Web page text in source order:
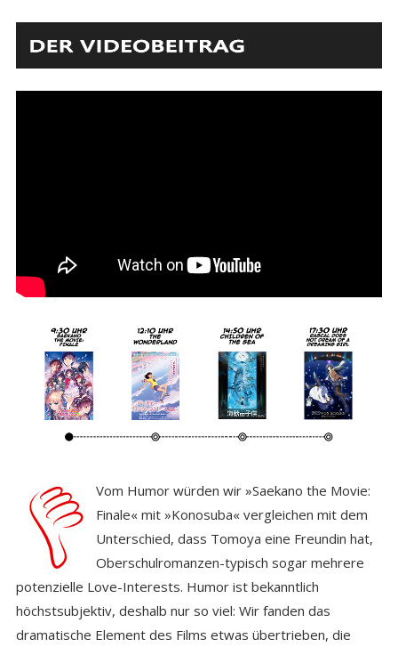
Vom Humor würden wir »Saekano the Movie:
Finale« mit »Konosuba« vergleichen mit dem
Unterschied, dass Tomoya eine Freundin hat,
Oberschulromanzen-typisch sogar mehrere
potenzielle Love-Interests. Humor ist bekanntlich
höchstsubjektiv, deshalb nur so viel: Wir fanden das
dramatische Element des Films etwas übertrieben, die